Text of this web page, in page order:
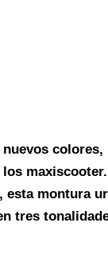
esta montura
tres